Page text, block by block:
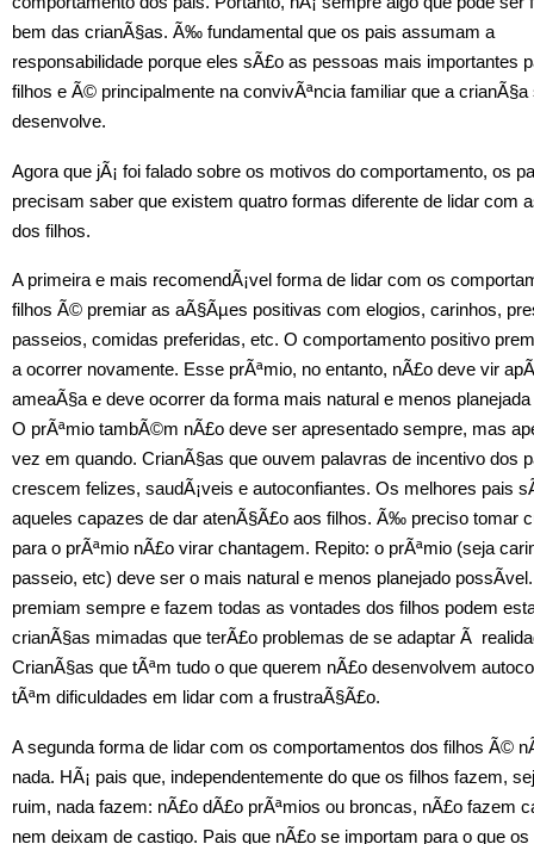
bem das crianÃ§as. Ã‰ fundamental que os pais assumam a
responsabilidade porque eles sÃ£o as pessoas mais importantes
filhos e Ã© principalmente na convivÃªncia familiar que a crianÃ§a
desenvolve.
Agora que jÃ¡ foi falado sobre os motivos do comportamento, os
precisam saber que existem quatro formas diferente de lidar com
dos filhos.
A primeira e mais recomendÃ¡vel forma de lidar com os
filhos Ã© premiar as aÃ§Ãµes positivas com elogios, carinhos,
passeios, comidas preferidas, etc. O comportamento positivo
a ocorrer novamente. Esse prÃªmio, no entanto, nÃ£o deve vir
ameaÃ§a e deve ocorrer da forma mais natural e menos
O prÃªmio tambÃ©m nÃ£o deve ser apresentado sempre, mas
vez em quando. CrianÃ§as que ouvem palavras de incentivo dos
crescem felizes, saudÃ¡veis e autoconfiantes. Os melhores pais
aqueles capazes de dar atenÃ§Ã£o aos filhos. Ã‰ preciso tomar
para o prÃªmio nÃ£o virar chantagem. Repito: o prÃªmio (seja
passeio, etc) deve ser o mais natural e menos planejado
premiam sempre e fazem todas as vontades dos filhos podem
crianÃ§as mimadas que terÃ£o problemas de se adaptar Ã
CrianÃ§as que tÃªm tudo o que querem nÃ£o desenvolvem
tÃªm dificuldades em lidar com a frustraÃ§Ã£o.
A segunda forma de lidar com os comportamentos dos filhos Ã©
nada. HÃ¡ pais que, independentemente do que os filhos fazem,
ruim, nada fazem: nÃ£o dÃ£o prÃªmios ou broncas, nÃ£o fazem
nem deixam de castigo. Pais que nÃ£o se importam para o que os